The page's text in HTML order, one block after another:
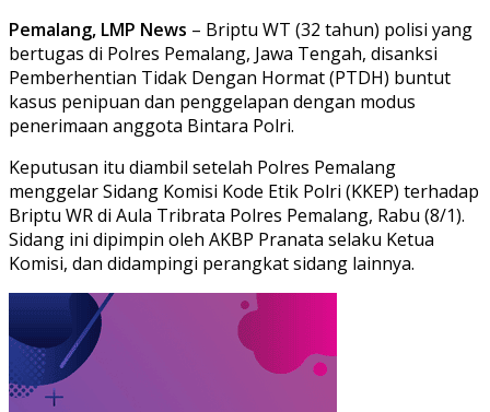
Pemalang, LMP News – Briptu WT (32 tahun) polisi yang
bertugas di Polres Pemalang, Jawa Tengah, disanksi
Pemberhentian Tidak Dengan Hormat (PTDH) buntut
kasus penipuan dan penggelapan dengan modus
penerimaan anggota Bintara Polri.
Keputusan itu diambil setelah Polres Pemalang
menggelar Sidang Komisi Kode Etik Polri (KKEP) terhadap
Briptu WR di Aula Tribrata Polres Pemalang, Rabu (8/1).
Sidang ini dipimpin oleh AKBP Pranata selaku Ketua
Komisi, dan didampingi perangkat sidang lainnya.